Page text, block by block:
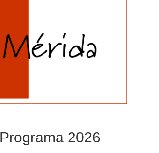
Programa 2026